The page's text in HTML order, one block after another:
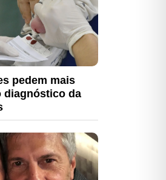
pedem mais
diagnóstico da